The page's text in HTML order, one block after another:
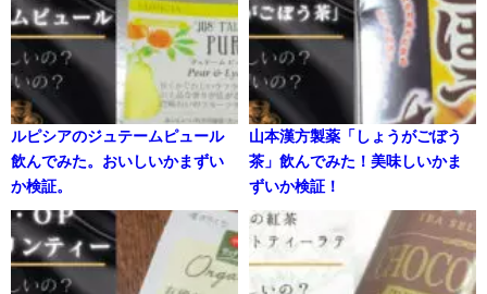
ルピシアのジュテームピュール
飲んでみた。おいしいかまずい
か検証。
山本漢方製薬「しょうがごぼう
茶」飲んでみた！美味しいかま
ずいか検証！